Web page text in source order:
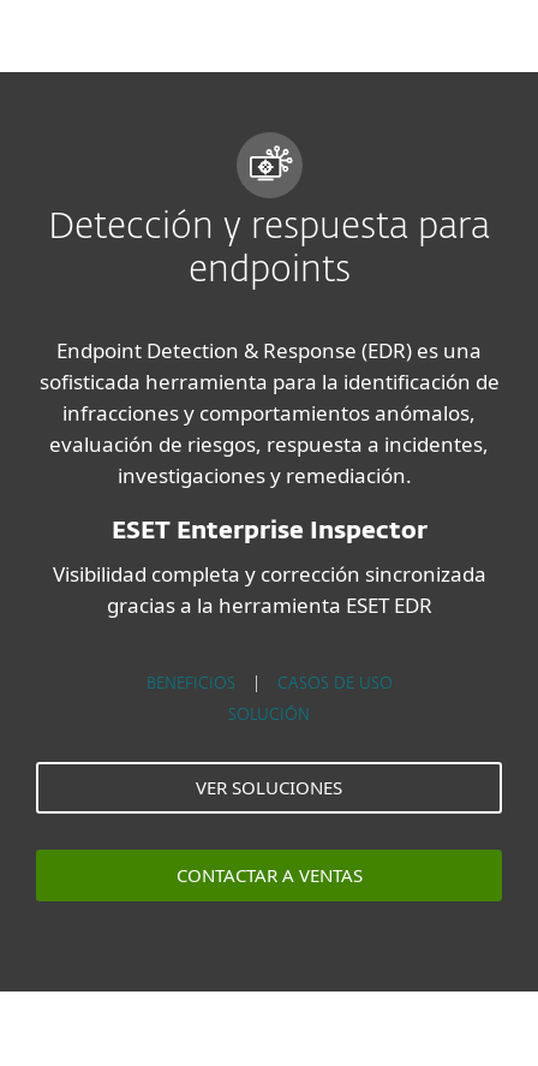
Detección y respuesta para
endpoints
Endpoint Detection & Response (EDR) es una
sofisticada herramienta para la identificación de
infracciones y comportamientos anómalos,
evaluación de riesgos, respuesta a incidentes,
investigaciones y remediación.
ESET Enterprise Inspector
Visibilidad completa y corrección sincronizada
gracias a la herramienta ESET EDR
BENEFICIOS
CASOS DE USO
SOLUCIÓN
VER SOLUCIONES
CONTACTAR A VENTAS